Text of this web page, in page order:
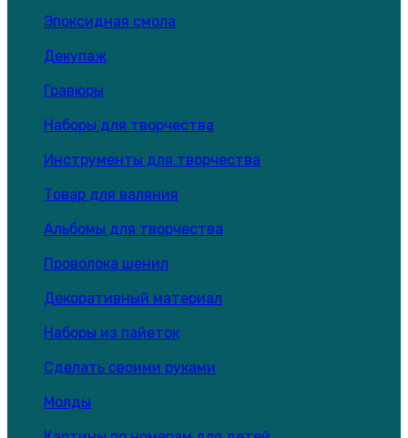
Эпоксидная смола
Декупаж
Гравюры
Наборы для творчества
Инструменты для творчества
Товар для валяния
Альбомы для творчества
Проволока шенил
Декоративный материал
Наборы из пайеток
Сделать своими руками
Молды